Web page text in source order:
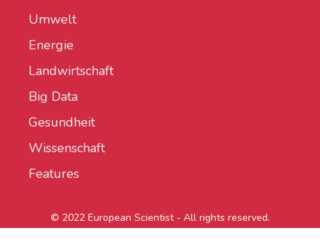
Umwelt
Energie
Landwirtschaft
Big Data
Gesundheit
Wissenschaft
Features
© 2022 European Scientist - All rights reserved.